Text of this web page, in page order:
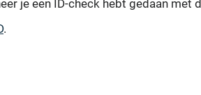
je een ID-check hebt gedaan met
.